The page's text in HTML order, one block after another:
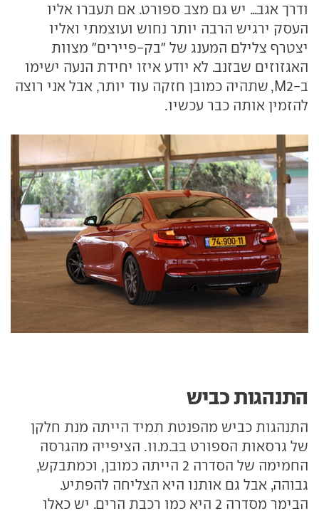
ודרך אגב... יש גם מצב ספורט. אם תעברו אליו
העסק ירגיש הרבה יותר נחוש ועוצמתי ואליו
יצטרף צלילם המענג של "בק-פיירים" מצוות
האגזוזים שבזנב. לא יודע איזו יחידת הנעה ישימו
ב-M2, שתהיה כמובן חזקה עוד יותר, אבל אני רוצה
להזמין אותה כבר עכשיו.
התנהגות כביש
התנהגות כביש מהפנטת תמיד הייתה מנת חלקן
של גרסאות הספורט בב.מ.וו. הציפייה מהגרסה
החמימה של הסדרה 2 הייתה כמובן, וכמתבקש,
גבוהה, אבל גם אותנו היא הצליחה להפתיע.
הבימר מסדרה 2 היא כמו רכבת הרים. יש כאלו